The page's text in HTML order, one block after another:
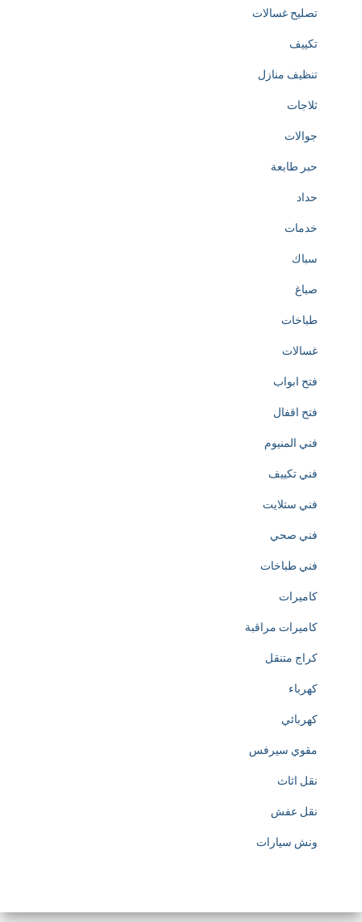
e
d
o
h
e
c
e
a
o
n
o
h
p
s
w
w
.
تصليح غسالات
تكييف
تنظيف منازل
ثلاجات
جوالات
حبر طابعة
حداد
خدمات
سباك
صباغ
طباخات
غسالات
فتح ابواب
فتح اقفال
فني المنيوم
فني تكييف
فني ستلايت
فني صحي
فني طباخات
كاميرات
كاميرات مراقبة
كراج متنقل
كهرباء
كهربائي
مقوي سيرفس
نقل اثاث
نقل عفش
ونش سيارات